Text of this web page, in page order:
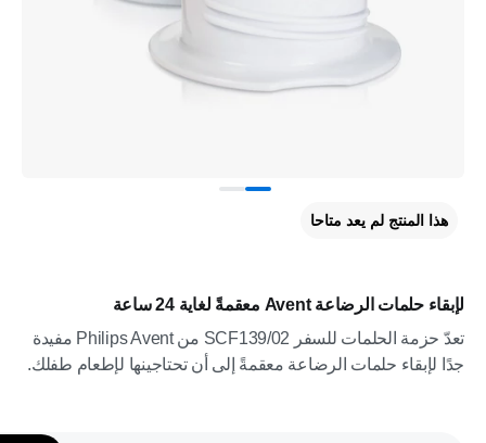
لإبقاء حلمات الرضاعة Avent معقمةً لغاية 24 ساعة
تعدّ حزمة الحلمات للسفر SCF139/02 من Philips Avent مفيدة
جدًا لإبقاء حلمات الرضاعة معقمةً إلى أن تحتاجينها لإطعام طفلك.
هذا المنتج لم يعد متاحا